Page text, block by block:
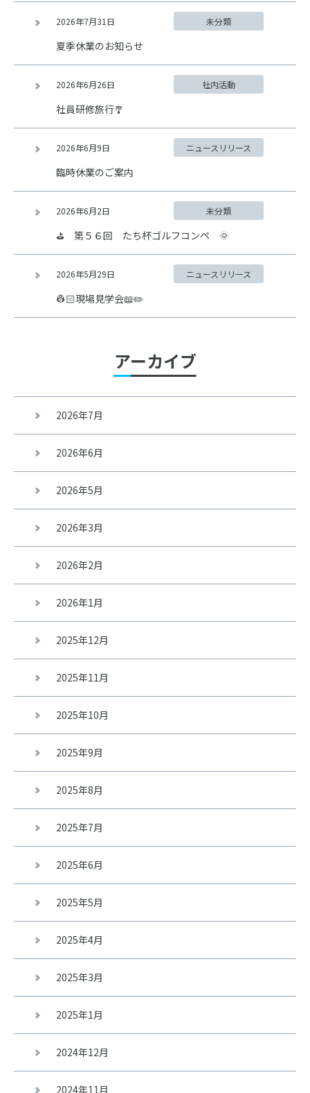
2026年7月31日 未分類
夏季休業のお知らせ
2026年6月26日 社内活動
社員研修旅行🎐
2026年6月9日 ニュースリリース
臨時休業のご案内
2026年6月2日 未分類
⛳ 第５６回 たち杯ゴルフコンペ 🌞
2026年5月29日 ニュースリリース
👷🏻現場見学会📖✏️
アーカイブ
2026年7月
2026年6月
2026年5月
2026年3月
2026年2月
2026年1月
2025年12月
2025年11月
2025年10月
2025年9月
2025年8月
2025年7月
2025年6月
2025年5月
2025年4月
2025年3月
2025年1月
2024年12月
2024年11月